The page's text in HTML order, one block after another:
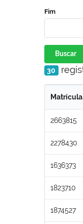
Fim
Buscar
30
Matrícula
2663815
2278430
1636373
1823710
1874527